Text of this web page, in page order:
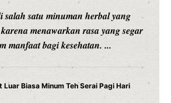
salah satu minuman herbal yang
menawarkan rasa yang segar
manfaat bagi kesehatan. ...
Luar Biasa Minum Teh Serai Pagi Hari